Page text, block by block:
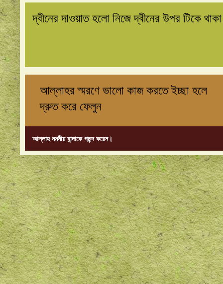
দ্বীনের দাওয়াত হলো নিজে দ্বীনের উপর টিকে
আল্লাহর স্মরণে ভালো কাজ করতে ইচ্ছা হলে
দ্রুত করে ফেলুন
আল্লাহ নমনীয় বান্দাকে পছন্দ করেন।